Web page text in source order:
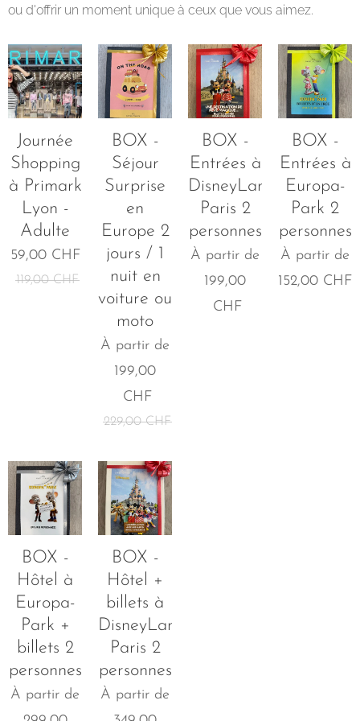
ou d'offrir un moment unique à ceux que vous aimez.
Journée
Shopping
à Primark
Lyon -
Adulte
59,00CHF
119,00CHF
BOX -
Séjour
Surprise
en
Europe 2
jours / 1
nuit en
voiture ou
moto
À partir de
199,00
CHF
229,00CHF
BOX -
Entrées à
DisneyLand
Paris 2
personnes
À partir de
199,00
CHF
BOX -
Entrées à
Europa-
Park 2
personnes
À partir de
152,00 CHF
BOX -
Hôtel à
Europa-
Park +
billets 2
personnes
À partir de
BOX -
Hôtel +
billets à
DisneyLand
Paris 2
personnes
À partir de